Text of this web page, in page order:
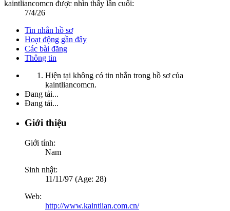
kaintliancomcn được nhìn thấy lần cuối:
7/4/26
Tin nhắn hồ sơ
Hoạt động gần đây
Các bài đăng
Thông tin
Hiện tại không có tin nhắn trong hồ sơ của
kaintliancomcn.
Đang tải...
Đang tải...
Giới thiệu
Giới tính:
Nam
Sinh nhật:
11/11/97 (Age: 28)
Web:
http://www.kaintlian.com.cn/